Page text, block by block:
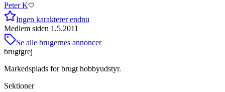
Peter K
Ingen karakterer endnu
Medlem siden 1.5.2011
Se alle brugernes annoncer
brugtgrej
Markedsplads for brugt hobbyudstyr.
Sektioner